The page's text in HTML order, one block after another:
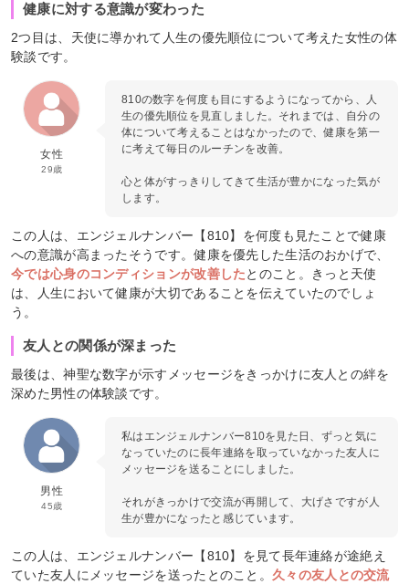
健康に対する意識が変わった
2つ目は、天使に導かれて人生の優先順位について考えた女性の体
験談です。
女性
29歳
810の数字を何度も目にするようになってから、人
生の優先順位を見直しました。それまでは、自分の
体について考えることはなかったので、健康を第一
に考えて毎日のルーチンを改善。
心と体がすっきりしてきて生活が豊かになった気が
します。
この人は、エンジェルナンバー【810】を何度も見たことで健康
への意識が高まったそうです。健康を優先した生活のおかげで、
今では心身のコンディションが改善したとのこと。きっと天使
は、人生において健康が大切であることを伝えていたのでしょ
う。
友人との関係が深まった
最後は、神聖な数字が示すメッセージをきっかけに友人との絆を
深めた男性の体験談です。
男性
45歳
私はエンジェルナンバー810を見た日、ずっと気に
なっていたのに長年連絡を取っていなかった友人に
メッセージを送ることにしました。
それがきっかけで交流が再開して、大げさですが人
生が豊かになったと感じています。
この人は、エンジェルナンバー【810】を見て長年連絡が途絶え
ていた友人にメッセージを送ったとのこと。 久々の友人との交流